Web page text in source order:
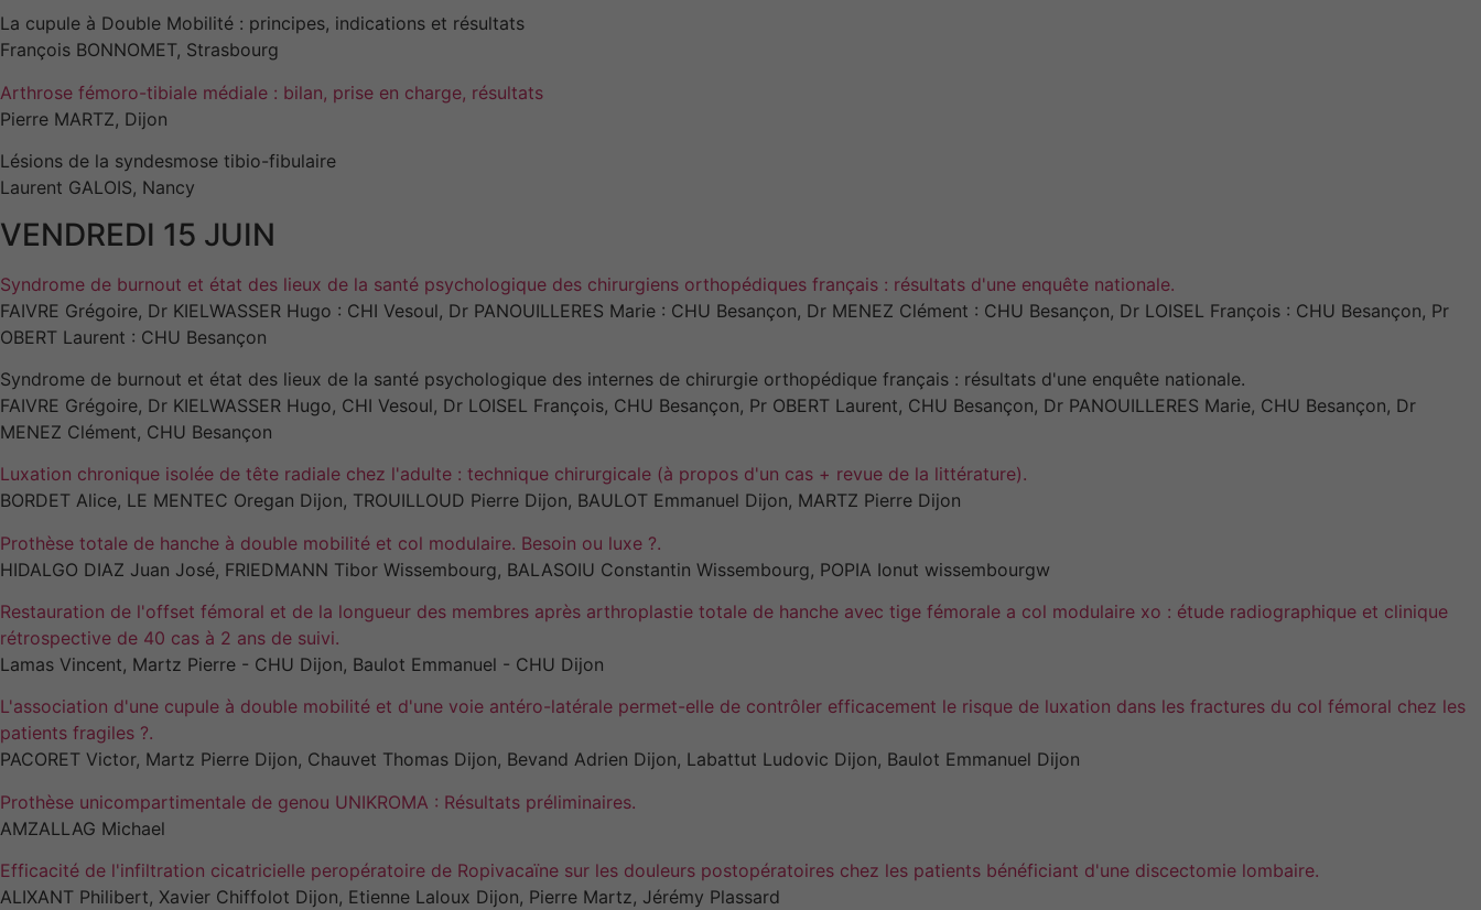
La cupule à Double Mobilité : principes, indications et résultats
François BONNOMET, Strasbourg
Arthrose fémoro-tibiale médiale : bilan, prise en charge, résultats
Pierre MARTZ, Dijon
Lésions de la syndesmose tibio-fibulaire
Laurent GALOIS, Nancy
VENDREDI 15 JUIN
Syndrome de burnout et état des lieux de la santé psychologique des chirurgiens orthopédiques français : résultats d'une enquête nationale.
FAIVRE Grégoire, Dr KIELWASSER Hugo : CHI Vesoul, Dr PANOUILLERES Marie : CHU Besançon, Dr MENEZ Clément : CHU Besançon, Dr LOISEL François : CHU Besançon, Pr
OBERT Laurent : CHU Besançon
Syndrome de burnout et état des lieux de la santé psychologique des internes de chirurgie orthopédique français : résultats d'une enquête nationale.
FAIVRE Grégoire, Dr KIELWASSER Hugo, CHI Vesoul, Dr LOISEL François, CHU Besançon, Pr OBERT Laurent, CHU Besançon, Dr PANOUILLERES Marie, CHU Besançon, Dr
MENEZ Clément, CHU Besançon
Luxation chronique isolée de tête radiale chez l'adulte : technique chirurgicale (à propos d'un cas + revue de la littérature).
BORDET Alice, LE MENTEC Oregan Dijon, TROUILLOUD Pierre Dijon, BAULOT Emmanuel Dijon, MARTZ Pierre Dijon
Prothèse totale de hanche à double mobilité et col modulaire. Besoin ou luxe ?.
HIDALGO DIAZ Juan José, FRIEDMANN Tibor Wissembourg, BALASOIU Constantin Wissembourg, POPIA Ionut wissembourgw
Restauration de l'offset fémoral et de la longueur des membres après arthroplastie totale de hanche avec tige fémorale a col modulaire xo : étude radiographique et clinique
rétrospective de 40 cas à 2 ans de suivi.
Lamas Vincent, Martz Pierre - CHU Dijon, Baulot Emmanuel - CHU Dijon
L'association d'une cupule à double mobilité et d'une voie antéro-latérale permet-elle de contrôler efficacement le risque de luxation dans les fractures du col fémoral chez les
patients fragiles ?.
PACORET Victor, Martz Pierre Dijon, Chauvet Thomas Dijon, Bevand Adrien Dijon, Labattut Ludovic Dijon, Baulot Emmanuel Dijon
Prothèse unicompartimentale de genou UNIKROMA : Résultats préliminaires.
AMZALLAG Michael
Efficacité de l'infiltration cicatricielle peropératoire de Ropivacaïne sur les douleurs postopératoires chez les patients bénéficiant d'une discectomie lombaire.
ALIXANT Philibert, Xavier Chiffolot Dijon, Etienne Laloux Dijon, Pierre Martz, Jérémy Plassard